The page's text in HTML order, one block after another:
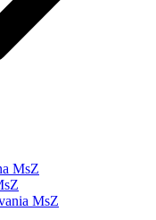
MsZ
MsZ